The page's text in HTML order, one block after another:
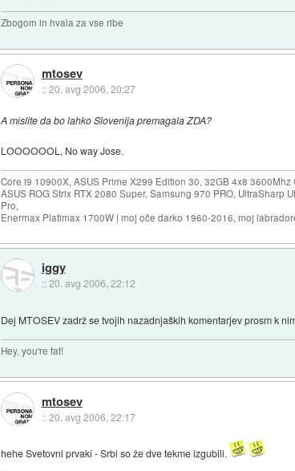
Zbogom in hvala za vse ribe
mtosev
::20. avg 2006, 20:27
A mislite da bo lahko Slovenija premagala ZDA?
LOOOOOOL, No way Jose.
Core i9 10900X, ASUS Prime X299 Edition 30, 32GB 4x8 3600Mhz
ASUS ROG Strix RTX 2080 Super, Samsung 970 PRO, UltraSharp
Pro,
Enermax Platimax 1700W | moj oče darko 1960-2016, moj
iggy
::20. avg 2006, 22:12
Dej MTOSEV zadrž se tvojih nazadnjaških komentarjev prosm k
Hey, you're fat!
mtosev
::20. avg 2006, 22:17
hehe Svetovni prvaki - Srbi so že dve tekme izgubili.